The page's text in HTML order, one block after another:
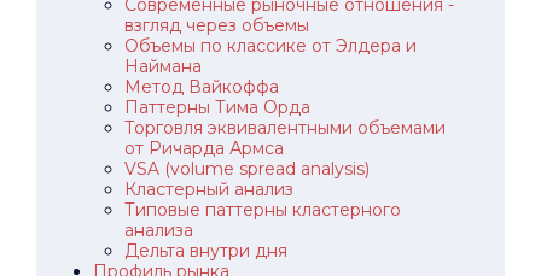
взгляд через объемы
Объемы по классике от Элдера и
Наймана
Метод Вайкоффа
Паттерны Тима Орда
Торговля эквивалентными объемами
от Ричарда Армса
VSA (volume spread analysis)
Кластерный анализ
Типовые паттерны кластерного
анализа
Дельта внутри дня
Профиль рынка